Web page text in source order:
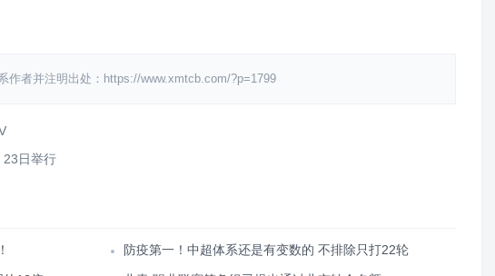
作者并注明出处：https://www.xmtcb.com/?p=1799
23日举行
防疫第一！中超体系还是有变数的 不排除只打22轮